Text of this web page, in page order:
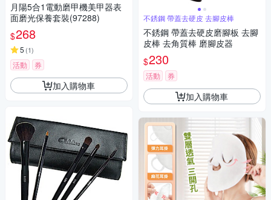
月陽5合1電動磨甲機美甲器表
面磨光保養套裝(97288)
$268
5 (1)
活動 券
加入購物車
不銹鋼 帶蓋去硬皮 去腳皮棒
不銹鋼 帶蓋去硬皮磨腳板 去腳
皮棒 去角質棒 磨腳皮器
$230
活動 券
加入購物車